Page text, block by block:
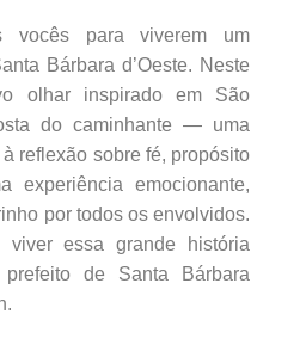
vocês para viverem um
Bárbara d’Oeste. Neste
olhar inspirado em São
do caminhante — uma
reflexão sobre fé, propósito
experiência emocionante,
por todos os envolvidos.
viver essa grande história
de Santa Bárbara